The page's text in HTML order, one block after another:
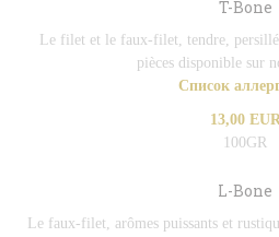
T-Bone
Le filet et le faux-filet, tendre,
pièces disponible sur
Список
13,00
100GR
L-Bone
Le faux-filet, arômes puissants et